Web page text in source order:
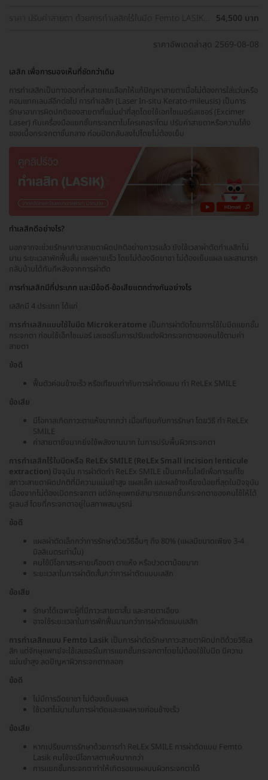
ราคา ปรับค่าสายตา ด้วยการทำเลสิกไร้ใบมีด Femto LASIK 2
54,500 บาท
ราคาอัพเดตล่าสุด 2569-08-08
เลสิก เพื่อการมองเห็นที่ชัดกว่าเดิม
การทำเลสิกเป็นทางออกที่หลายคนเลือกให้แก้ปัญหาสายตาเมื่อไม่ต้องการใส่แว่นหรือ
คอนแทคเลนส์อีกต่อไป การทำเลสิก (Laser In-situ Kerato-mileusis) เป็นการ
รักษาอาการผิดปกติของสายตาที่แม่นยำที่สุดโดยใช้เอกไซเมอร์เลเซอร์ (Excimer
Laser) กับเครื่องมือแยกชั้นกระจกตาไมโครเคอราโตม ปรับค่าสายตาหรือความโค้ง
ของเนื้อกระจกตาชั้นกลาง ก่อนปิดกลับลงไปโดยไม่ต้องเย็บ
ทำเลสิกดีอย่างไร?
นอกจากจะช่วยรักษาภาวะสายตาผิดปกติอย่างถาวรแล้ว ยังใช้เวลาผ่าตัดทำเลสิกไม่
นาน ระยะเวลาพักฟื้นสั้น แผลหายเร็ว โดยไม่ต้องฉีดยาชา ไม่ต้องเย็บแผล และสามารถ
กลับบ้านได้ทันทีหลังจากการผ่าตัด
การทำเลสิกมีกี่ประเภท และมีข้อดี-ข้อเสียแตกต่างกันอย่างไร
เลสิกมี 4 ประเภท ได้แก่
การทำเลสิกแบบใช้ใบมีด Microkeratome เป็นการผ่าตัดโดยการใช้ใบมีดแยกชั้น
กระจกตา ก่อนใช้เอ็กไซเมอร์ เลเซอร์ในการปรับแต่งผิวกระจกตาของคนไข้ตามค่า
สายตา
ข้อดี
ฟื้นตัวค่อนข้างเร็ว หรือเทียบเท่ากับการผ่าตัดแบบ ทำ ReLEx SMILE
ข้อเสีย
มีโอกาสเกิดภาวะตาแห้งมากกว่า เมื่อเทียบกับการรักษา โดยวิธี ทำ ReLEx
SMILE
ค่าสายตายิ่งมากยิ่งใช้พลังงานมาก ในการปรับพื้นผิวกระจกตา
การทำเลสิกไร้ใบมีดหรือ ReLEx SMILE (ReLEx Small incision lenticule
extraction) ปัจจุบัน การผ่าตัดทำ ReLEx SMILE เป็นเทคโนโลยีเพื่อการแก้ไข
สภาวะสายตาผิดปกติที่มีความแม่นยำสูง แผลเล็ก และผลข้างเคียงน้อยที่สุดในปัจจุบัน
เนื่องจากไม่ต้องเปิดกระจกตา แต่จักษุแพทย์สามารถแยกชั้นกระจกตาของคนไข้ให้ได้
รูเลนส์ โดยที่กระจกตาอยู่ในสภาพสมบูรณ์
ข้อดี
แผลผ่าตัดเล็กกว่าการรักษาด้วยวิธีอื่นๆ ถึง 80% (แผลมีขนาดเพียง 3-4
มิลลิเมตรเท่านั้น)
คนไข้มีโอกาสระคายเคืองตา ตาแห้ง หรือปวดตาน้อยมาก
ระยะเวลาในการผ่าตัดสั้นกว่าการผ่าตัดแบบเลสิก
ข้อเสีย
รักษาได้เฉพาะผู้ที่มีภาวะสายตาสั้น และสายตาเอียง
อาจใช้ระยะเวลาในการพักฟื้นนานกว่าการผ่าตัดแบบเลสิก
การทำเลสิกแบบ Femto Lasik เป็นการผ่าตัดรักษาภาวะสายตาผิดปกติด้วยวิธีเล
สิก แต่จักษุแพทย์จะใช้เลเซอร์ในการแยกชั้นกระจกตาโดยไม่ต้องใช้ใบมีด มีความ
แม่นยำสูง ลดปัญหาผิวกระจกตาถลอก
ข้อดี
ไม่มีการฉีดยาชา ไม่ต้องเย็บแผล
ใช้เวลาไม่นานในการผ่าตัดและแผลหายค่อนข้างเร็ว
ข้อเสีย
หากเปรียบการรักษาด้วยการทำ ReLEx SMILE การผ่าตัดแบบ Femto
Lasik คนไข้จะมีโอกาสตาแห้งมากกว่า
การแยกชั้นกระจกตาทำให้เกิดรอยแผลบนผิวกระจกตาได้